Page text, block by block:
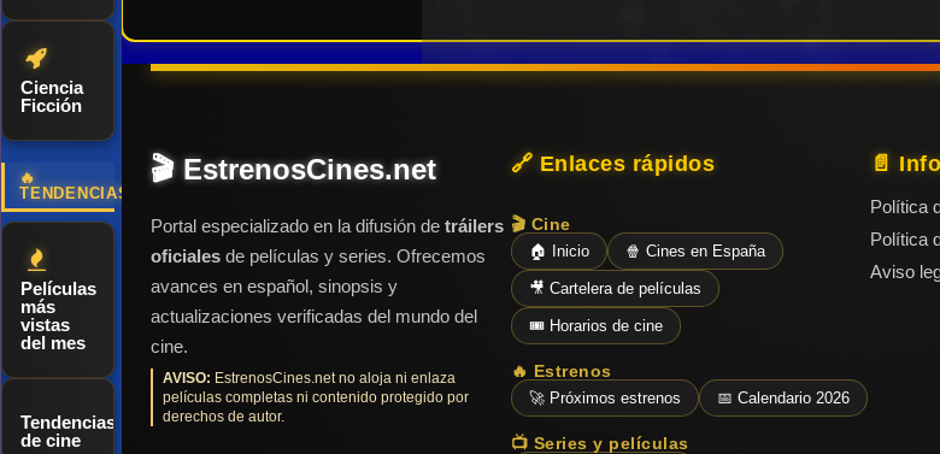
Ciencia
Ficción
🔥
TENDENCIAS
Películas
más
vistas
del mes
Tendencias
de cine
🎬 EstrenosCines.net
Portal especializado en la difusión de tráilers
oficiales de películas y series. Ofrecemos
avances en español, sinopsis y
actualizaciones verificadas del mundo del
cine.
AVISO: EstrenosCines.net no aloja ni enlaza
películas completas ni contenido protegido por
derechos de autor.
🔗 Enlaces rápidos
🎬 Cine
🏠 Inicio 🍿 Cines en España
🎥 Cartelera de películas
🎟️ Horarios de cine
🔥 Estrenos
🚀 Próximos estrenos 📅 Calendario 2026
📺 Series y películas
📄
Política
Política
Aviso